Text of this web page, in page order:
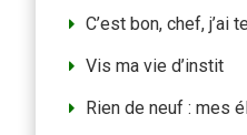
C’est bon, chef, j’ai
Vis ma vie d’instit
Rien de neuf : mes